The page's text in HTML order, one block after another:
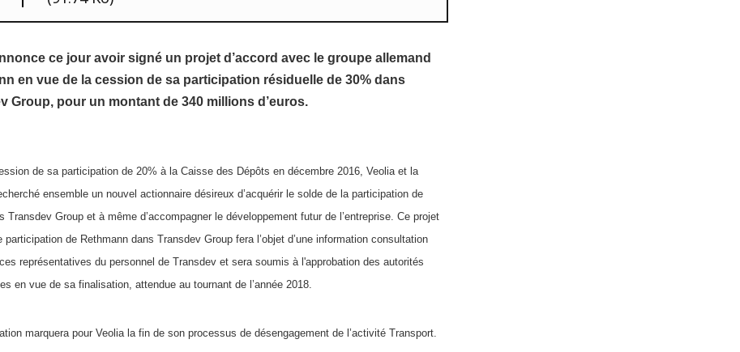
ce jour avoir signé un projet d’accord avec le groupe allemand
en vue de la cession de sa participation résiduelle de 30% dans
Group, pour un montant de 340 millions d’euros.
de sa participation de 20% à la Caisse des Dépôts en décembre 2016, Veolia et la
ensemble un nouvel actionnaire désireux d’acquérir le solde de la participation de
Transdev Group et à même d’accompagner le développement futur de l’entreprise. Ce projet
participation de Rethmann dans Transdev Group fera l’objet d’une information consultation
représentatives du personnel de Transdev et sera soumis à l'approbation des autorités
en vue de sa finalisation, attendue au tournant de l’année 2018.
marquera pour Veolia la fin de son processus de désengagement de l’activité Transport.